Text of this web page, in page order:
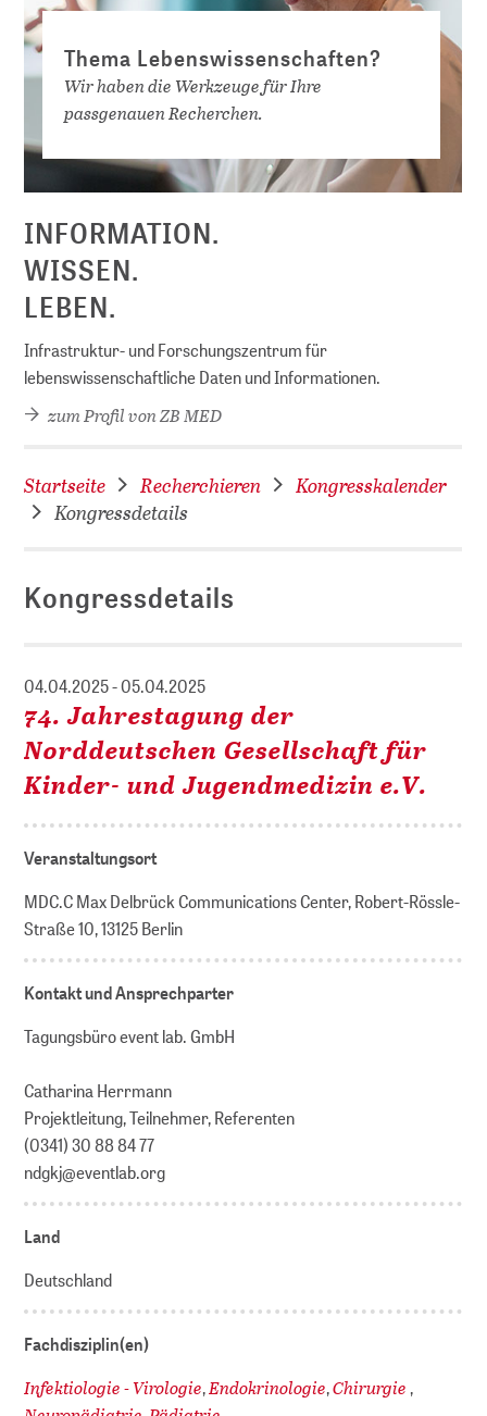
Thema Lebenswissenschaften?
Wir haben die Werkzeuge für Ihre
passgenauen Recherchen.
INFORMATION.
WISSEN.
LEBEN.
Infrastruktur- und Forschungszentrum für
lebenswissenschaftliche Daten und Informationen.
zum Profil von ZB MED
Startseite Recherchieren
Kongresskalender
Kongressdetails
Kongressdetails
04.04.2025 - 05.04.2025
74. Jahrestagung der
Norddeutschen Gesellschaft für
Kinder- und Jugendmedizin e.V.
Veranstaltungsort
MDC.C Max Delbrück Communications Center, Robert-Rössle-
Straße 10, 13125 Berlin
Kontakt und Ansprechparter
Tagungsbüro event lab. GmbH
Catharina Herrmann
Projektleitung, Teilnehmer, Referenten
(0341) 30 88 84 77
ndgkj@eventlab.org
Land
Deutschland
Fachdisziplin(en)
Infektiologie - Virologie,Endokrinologie,Chirurgie ,